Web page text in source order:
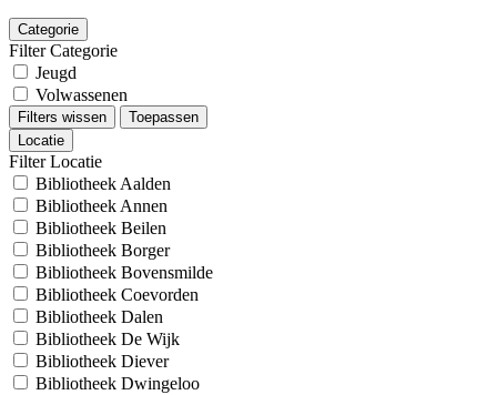
Categorie
Filter Categorie
Jeugd
Volwassenen
Filters wissen
Toepassen
Locatie
Filter Locatie
Bibliotheek Aalden
Bibliotheek Annen
Bibliotheek Beilen
Bibliotheek Borger
Bibliotheek Bovensmilde
Bibliotheek Coevorden
Bibliotheek Dalen
Bibliotheek De Wijk
Bibliotheek Diever
Bibliotheek Dwingeloo